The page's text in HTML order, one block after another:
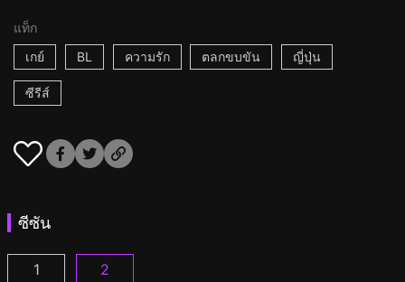
แท็ก
เกย์
BL ความรัก ตลกขบขัน ญี่ปุ่น
ซีรีส์
ซีซัน
ผมกลายเป็นซุป'ตาร์วาย ตอนที่ 1
1 ผมกลายเป็นซุป'ตาร์วาย ซีซั่น 2 ตอนที่ 1
2